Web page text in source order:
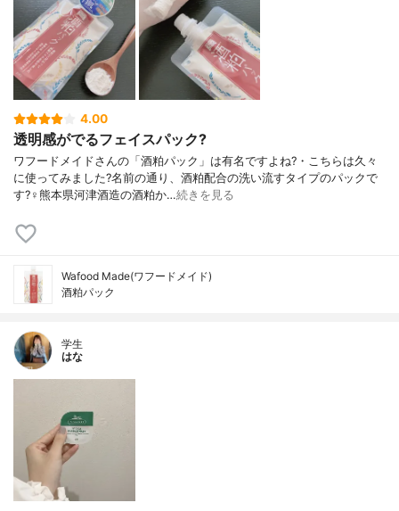
4.00
透明感がでるフェイスパック?
ワフードメイドさんの「酒粕パック」は有名ですよね?・こちらは久々
に使ってみました?名前の通り、酒粕配合の洗い流すタイプのパックで
す?‍♀️熊本県河津酒造の酒粕か…続きを見る
Wafood Made(ワフードメイド)
酒粕パック
学生
はな